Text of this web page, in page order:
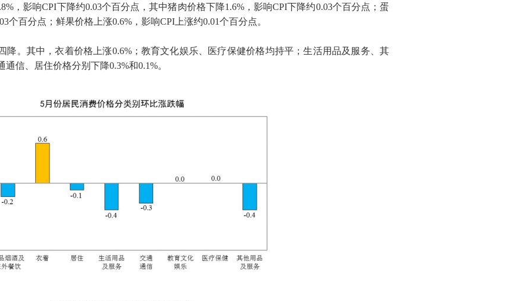
，影响CPI下降约0.03个百分点，其中猪肉价格下降1.6%，影响CPI下降约0.03个百分点；蛋
个百分点；鲜果价格上涨0.6% ，影响CPI 上涨约0.01个百分点。
。其中，衣着价格上涨0.6%；教育文化娱乐、医疗保健价格均持平；生活用品及服务、其
通信、居住价格分别下降0.3%和0.1%。